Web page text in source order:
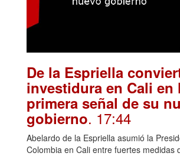
De la Espriella
investidura en Cali en
primera señal de su
gobierno. 17:44
Abelardo de la Espriella asumió la
Colombia en Cali entre fuertes medidas